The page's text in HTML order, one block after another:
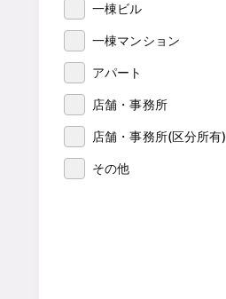
一棟ビル
一棟マンション
アパート
店舗・事務所
店舗・事務所(区分所有)
その他